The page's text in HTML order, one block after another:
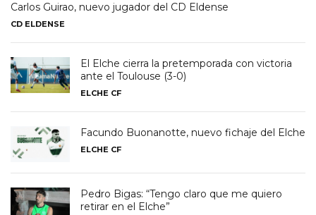
Carlos Guirao, nuevo jugador del CD Eldense
CD ELDENSE
El Elche cierra la pretemporada con victoria
ante el Toulouse (3-0)
ELCHE CF
Facundo Buonanotte, nuevo fichaje del Elche
ELCHE CF
Pedro Bigas: “Tengo claro que me quiero
retirar en el Elche”